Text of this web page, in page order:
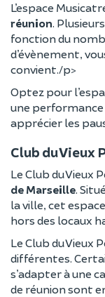
L’espace
réunion.
fonction du
d’évènement,
convient./p>
Optez pour
une performance
apprécier les
Club du Vieux
Le Club du Vieux
de Marseille.
la ville, cet
hors des locaux
Le Club du Vieux
différentes.
s’adapter à une
de réunion sont